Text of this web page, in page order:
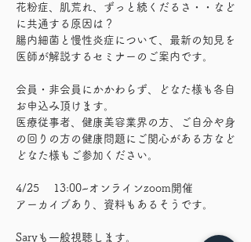
花粉症、肌荒れ、ずっと続くだるさ・・など
に共通する原因は？
腸内細菌と慢性炎症について、最新の知見を
医師が解説するセミナーのご案内です。
会員・非会員にかかわらず、どなた様も各自
お申込み頂けます。
医療従事者、健康美容業界の方、ご自分や身
の回りの方の健康問題にご関心がある方など
どなた様もご参加ください。
4/25　 13:00~オンラインzoom開催
アーカイブあり、資料もあるそうです。
Saryも一般視聴します。